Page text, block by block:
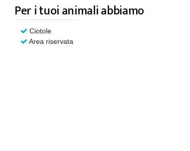
Per i tuoi animali abbiamo
Ciotole
Area riservata